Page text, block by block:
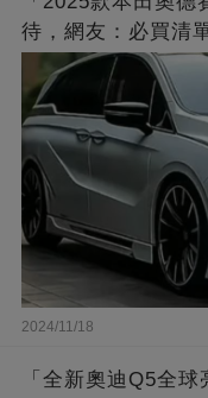
待，網友：必買清
2024/11/18
「全新奧迪Q5全